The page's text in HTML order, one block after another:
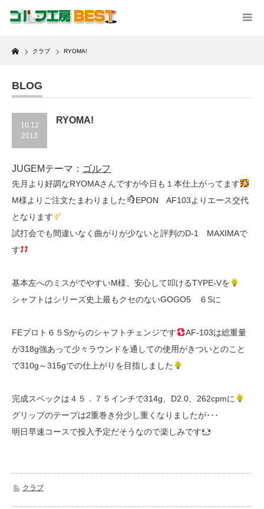
Home
クラブ RYOMA!
BLOG
10.12
2013
RYOMA!
JUGEMテーマ： ゴルフ
先月より好調なRYOMAさんですが今日も１本仕上がってます
M様よりご注文たまわりました
EPON AF103よりエース交代
となります
試打会でも間違いなく曲がりが少ないと評判のD-1 MAXIMAで
す
基本左へのミスがでやすいM様、安心して叩けるTYPE-Vを
シャフトはシリーズ史上最もクセのないGOGO5 ６Sに
FEプロト６５Sからのシャフトチェンジです
AF-103は総重量
が318g強あって少々ラウンドを通しての使用がきついとのこと
で310g～315gでの仕上がりを目指しました
完成スペックは４５．７５インチで314g、D2.0、262cpmに
グリップのテープは2重巻き分少し重くなりましたが･･･
明日早速コースで投入予定だそうなので楽しみです
クラブ